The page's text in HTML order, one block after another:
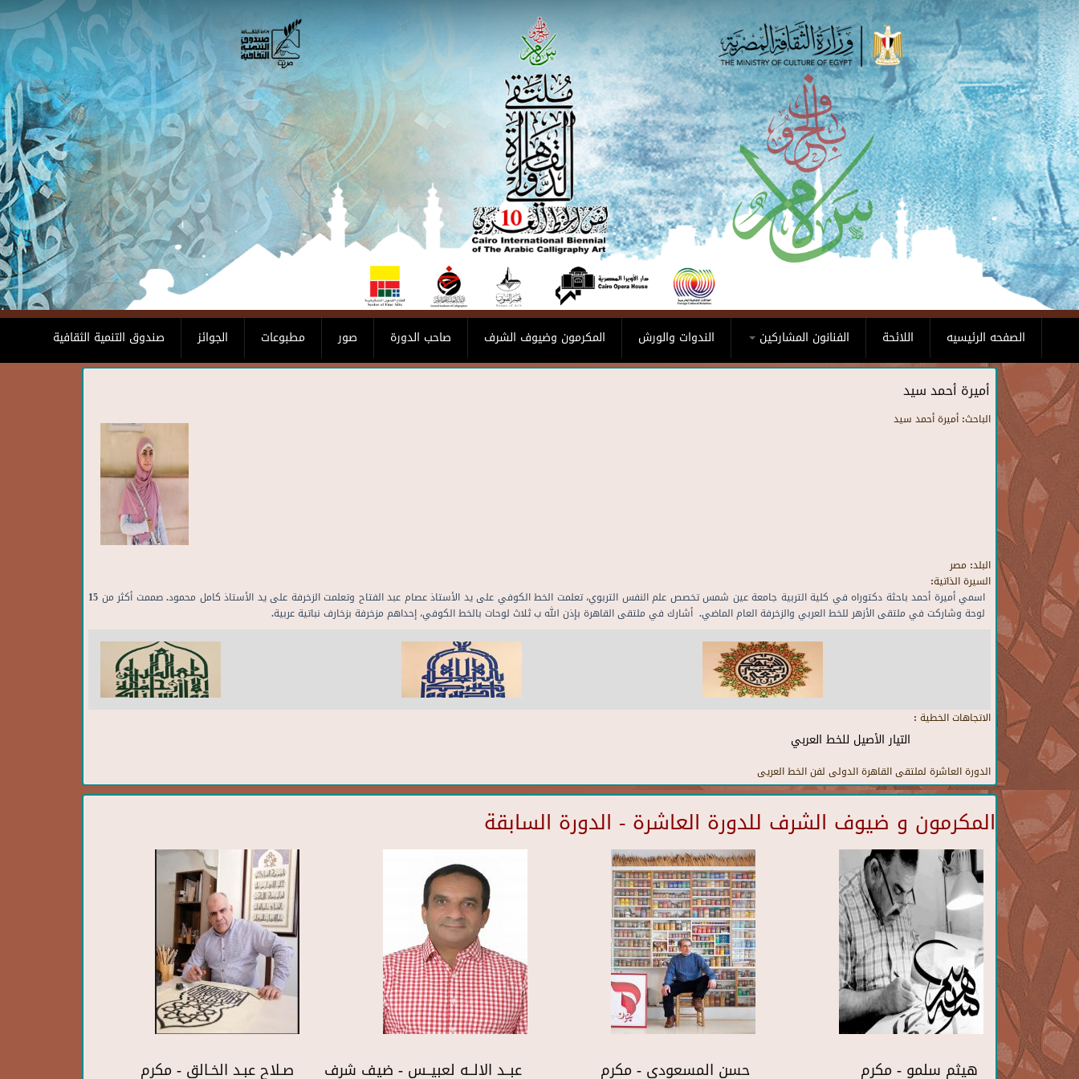
Skip to main content
صندوق التنمية الثقافية الجوائز مطبوعات صور صاحب الدورة المكرمون وضيوف الشرف الندوات والورش الفنانون المشاركين اللائحة الصفحه الرئيسيه
أميرة أحمد سيد
الباحث: أميرة أحمد سيد
البلد: مصر
السيرة الذاتية:
اسمي أميرة أحمد باحثة دكتوراه في كلية التربية جامعة عين شمس تخصص علم النفس التربوي، تعلمت الخط الكوفي على يد الأستاذ عصام عبد الفتاح وتعلمت الزخرفة على يد الأستاذ كامل محمود. صممت أكثر من 15
لوحة وشاركت في ملتقى الأزهر للخط العربي والزخرفة العام الماضي. أشارك في ملتقى القاهرة بإذن الله ب ثلاث لوحات بالخط الكوفي، إحداهم مزخرفة بزخارف نباتية عربية.
الاتجاهات الخطية :
التيار الأصيل للخط العربي
الدورة العاشرة لملتقى القاهرة الدولى لفن الخط العريى
المكرمون و ضيوف الشرف للدورة العاشرة - الدورة السابقة
صـلاح عبـد الخـالق - مكرم عبــد الالــه لعبيــس - ضيف شرف حسن المسعودي - مكرم هيثم سلمو - مكرم